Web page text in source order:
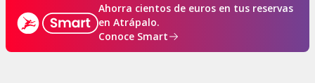
Ahorra cientos de euros en tus reservas
en Atrápalo.
Conoce Smart